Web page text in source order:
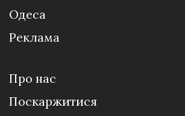
Одеса
Реклама
Про нас
Поскаржитися